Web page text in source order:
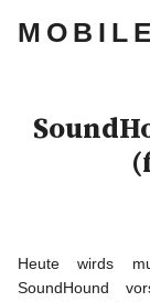
Gaming
Heute wirds
SoundHound